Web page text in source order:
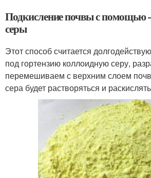
Подкисление почвы с
серы
Этот способ считается
под гортензию коллоидную серу,
перемешиваем с верхним слоем
сера будет растворяться и